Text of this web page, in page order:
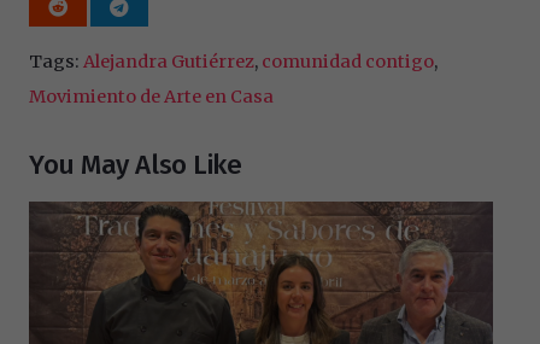
Tags: Alejandra Gutiérrez, comunidad contigo,
Movimiento de Arte en Casa
You May Also Like